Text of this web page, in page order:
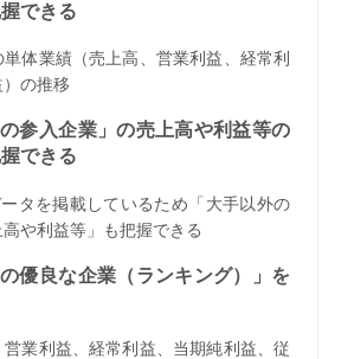
できる
体業績（売上高、営業利益、経常利
の推移
参入企業」の売上高や利益等の
できる
タを掲載しているため「大手以外の
や利益等」も把握できる
優良な企業（ランキング）」を
業利益、経常利益、当期純利益、従